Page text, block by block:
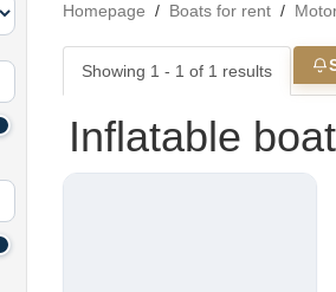
Homepage / Boats for rent /
Showing 1 - 1 of 1 results
Inflatable